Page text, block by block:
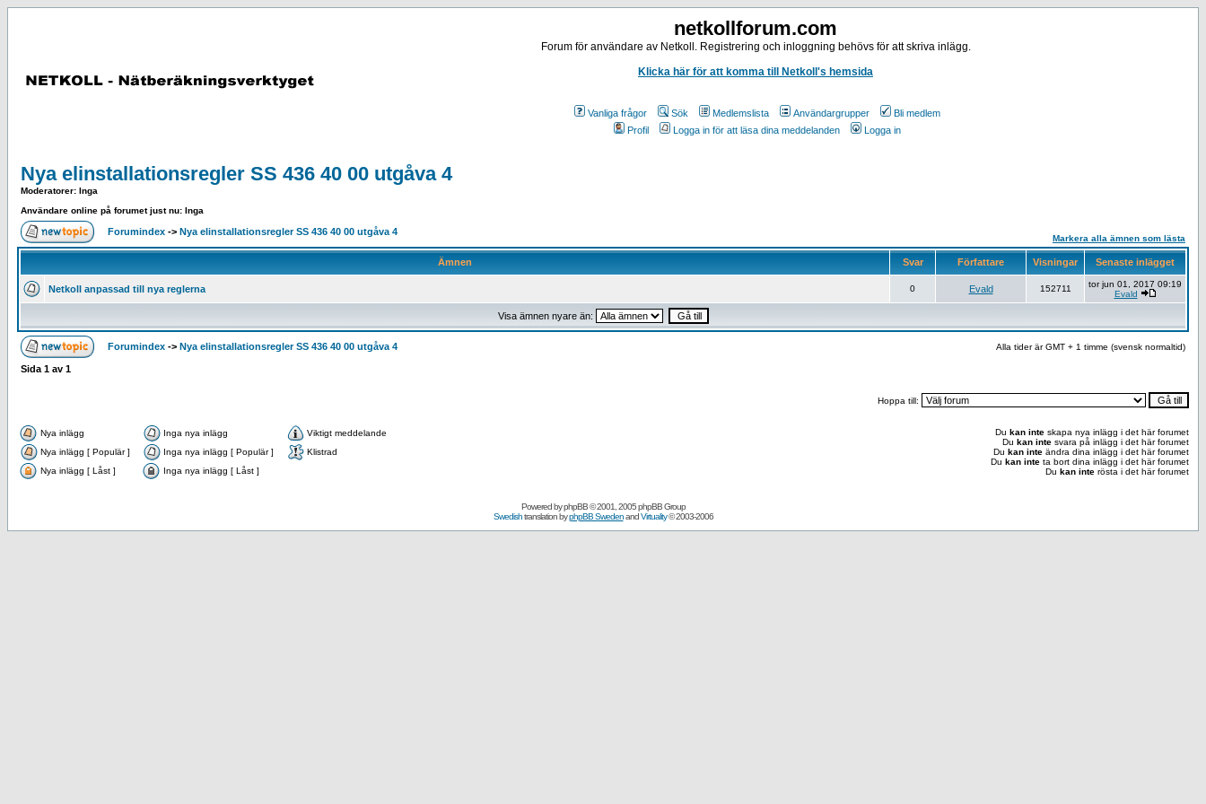
netkollforum.com
Forum för användare av Netkoll. Registrering och inloggning behövs för att skriva inlägg.
Klicka här för att komma till Netkoll's hemsida
Vanliga frågor Sök Medlemslista Användargrupper
Bli medlem
Profil
Logga in för att läsa dina meddelanden Logga in
Nya elinstallationsregler SS 436 40 00 utgåva 4
Moderatorer: Inga
Användare online på forumet just nu: Inga
Forumindex -> Nya elinstallationsregler SS 436 40 00 utgåva 4
Markera alla ämnen som lästa
Ämnen Svar Författare Visningar Senaste inlägget
Netkoll anpassad till nya reglerna 0 Evald 152711
tor jun 01, 2017 09:19
Evald
Visa ämnen nyare än:
Forumindex -> Nya elinstallationsregler SS 436 40 00 utgåva 4 Alla tider är GMT + 1 timme (svensk normaltid)
Sida 1 av 1
Hoppa till:
Nya inlägg Inga nya inlägg
Viktigt meddelande
Nya inlägg [ Populär ]
Inga nya inlägg [ Populär ]
Klistrad
Nya inlägg [ Låst ]
Inga nya inlägg [ Låst ]
Du kan inte skapa nya inlägg i det här forumet
Du kan inte svara på inlägg i det här forumet
Du kan inte ändra dina inlägg i det här forumet
Du kan inte ta bort dina inlägg i det här forumet
Du kan inte rösta i det här forumet
Powered byphpBB© 2001, 2005 phpBB Group
Swedishtranslation byphpBB SwedenandVirtuality© 2003-2006